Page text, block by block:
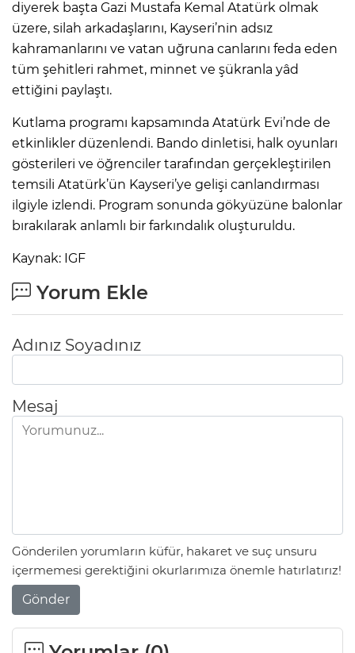
diyerek başta Gazi Mustafa Kemal Atatürk olmak
üzere, silah arkadaşlarını, Kayseri’nin adsız
kahramanlarını ve vatan uğruna canlarını feda eden
tüm şehitleri rahmet, minnet ve şükranla yâd
ettiğini paylaştı.
Kutlama programı kapsamında Atatürk Evi’nde de
etkinlikler düzenlendi. Bando dinletisi, halk oyunları
gösterileri ve öğrenciler tarafından gerçekleştirilen
temsili Atatürk’ün Kayseri’ye gelişi canlandırması
ilgiyle izlendi. Program sonunda gökyüzüne balonlar
bırakılarak anlamlı bir farkındalık oluşturuldu.
Kaynak: IGF
Yorum Ekle
Adınız Soyadınız
Mesaj
Gönderilen yorumların küfür, hakaret ve suç unsuru
içermemesi gerektiğini okurlarımıza önemle hatırlatırız!
Gönder